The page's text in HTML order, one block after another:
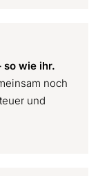
so wie ihr.
noch
und